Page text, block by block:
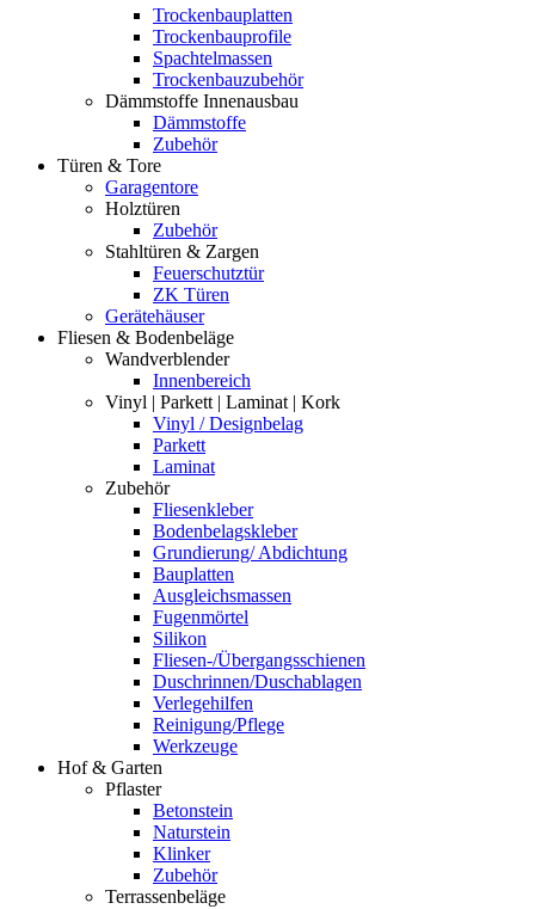
Trockenbauplatten
Trockenbauprofile
Spachtelmassen
Trockenbauzubehör
Dämmstoffe Innenausbau
Dämmstoffe
Zubehör
Türen & Tore
Garagentore
Holztüren
Zubehör
Stahltüren & Zargen
Feuerschutztür
ZK Türen
Gerätehäuser
Fliesen & Bodenbeläge
Wandverblender
Innenbereich
Vinyl | Parkett | Laminat | Kork
Vinyl / Designbelag
Parkett
Laminat
Zubehör
Fliesenkleber
Bodenbelagskleber
Grundierung/ Abdichtung
Bauplatten
Ausgleichsmassen
Fugenmörtel
Silikon
Fliesen-/Übergangsschienen
Duschrinnen/Duschablagen
Verlegehilfen
Reinigung/Pflege
Werkzeuge
Hof & Garten
Pflaster
Betonstein
Naturstein
Klinker
Zubehör
Terrassenbeläge